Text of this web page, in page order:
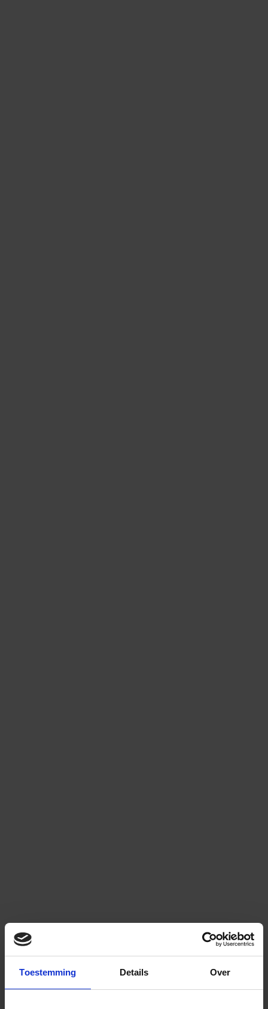
Toestemming Details Over